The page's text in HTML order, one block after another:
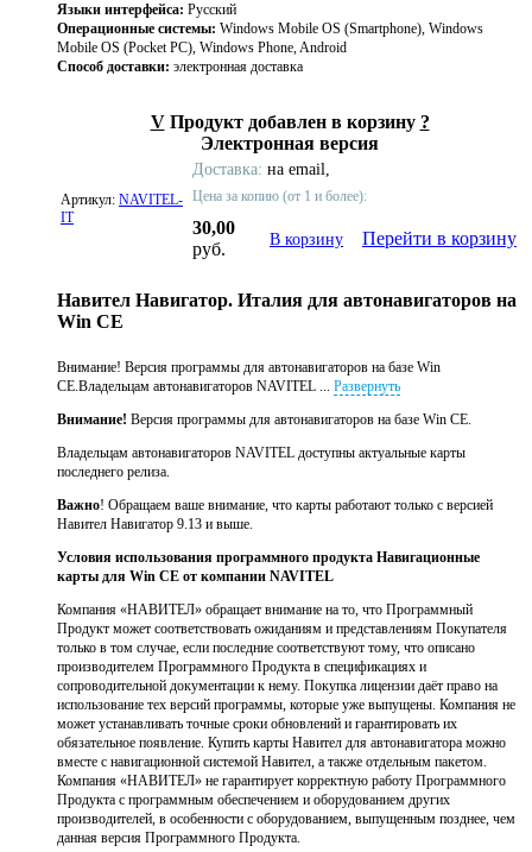
Языки интерфейса: Русский
Операционные системы: Windows Mobile OS (Smartphone), Windows
Mobile OS (Pocket PC), Windows Phone, Android
Способ доставки: электронная доставка
V Продукт добавлен в корзину ?
Электронная версия
Артикул: NAVITEL-
IT
Доставка: на email,
Цена за копию (от 1 и более):
30,00
руб.
В корзину Перейти в корзину
Навител Навигатор. Италия для автонавигаторов на
Win CE
Внимание! Версия программы для автонавигаторов на базе Win
CE.Владельцам автонавигаторов NAVITEL ... Развернуть
Внимание! Версия программы для автонавигаторов на базе Win CE.
Владельцам автонавигаторов NAVITEL доступны актуальные карты
последнего релиза .
Важно! Обращаем ваше внимание, что карты работают только с версией
Навител Навигатор 9.13 и выше.
Условия использования программного продукта Навигационные
карты для Win CE от компании NAVITEL
Компания «НАВИТЕЛ» обращает внимание на то, что Программный
Продукт может соответствовать ожиданиям и представлениям Покупателя
только в том случае, если последние соответствуют тому, что описано
производителем Программного Продукта в спецификациях и
сопроводительной документации к нему. Покупка лицензии даёт право на
использование тех версий программы, которые уже выпущены. Компания не
может устанавливать точные сроки обновлений и гарантировать их
обязательное появление. Купить карты Навител для автонавигатора можно
вместе с навигационной системой Навител, а также отдельным пакетом.
Компания «НАВИТЕЛ» не гарантирует корректную работу Программного
Продукта с программным обеспечением и оборудованием других
производителей, в особенности с оборудованием, выпущенным позднее, чем
данная версия Программного Продукта.